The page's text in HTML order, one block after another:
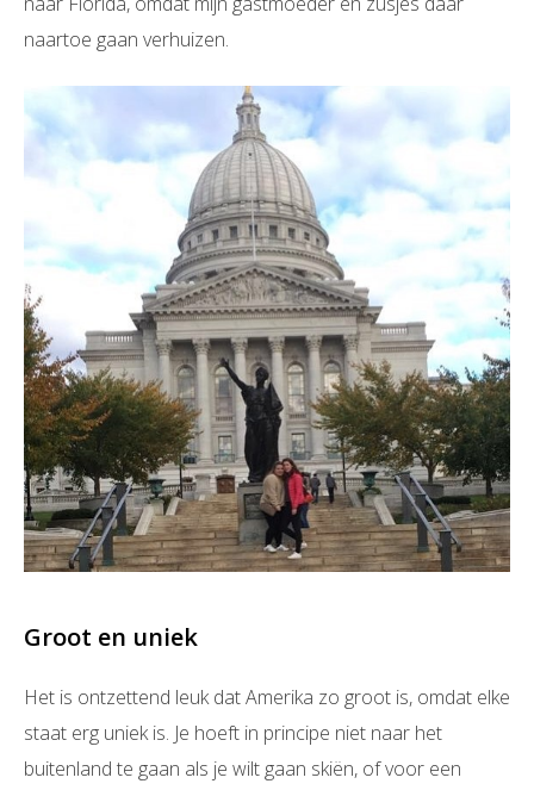
naartoe gaan verhuizen.
Groot en uniek
Het is ontzettend leuk dat Amerika zo groot is, omdat elke
staat erg uniek is. Je hoeft in principe niet naar het
buitenland te gaan als je wilt gaan skiën, of voor een